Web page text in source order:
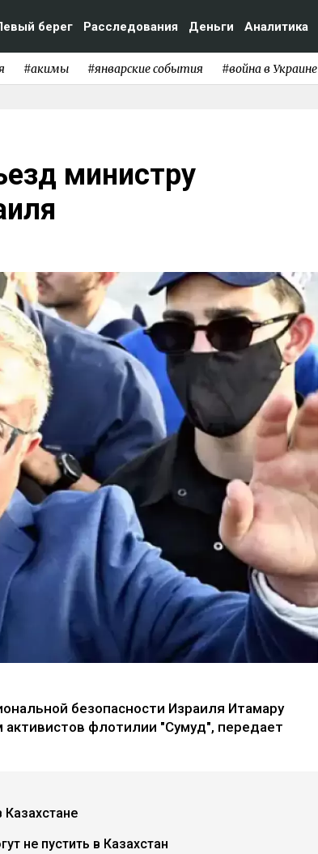
берег Расследования Деньги Аналитика
#акимы #январские события #война в Украине
министру
безопасности Израиля Итамару
флотилии "Сумуд", передает
не пустить в Казахстан